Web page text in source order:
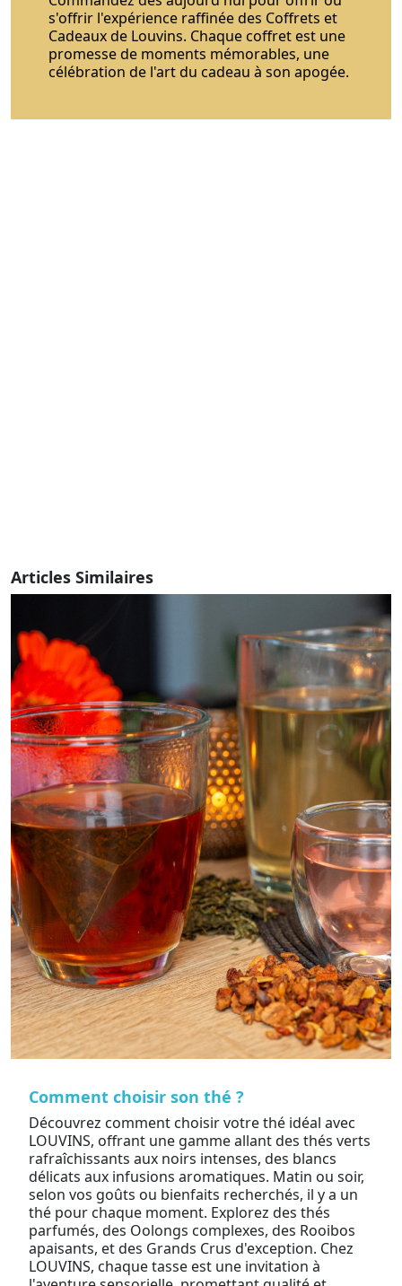
s'offrir l'expérience raffinée des Coffrets et
Cadeaux de Louvins. Chaque coffret est une
promesse de moments mémorables, une
célébration de l'art du cadeau à son apogée.
Articles Similaires
Comment choisir son thé ?
Découvrez comment choisir votre thé idéal avec
LOUVINS, offrant une gamme allant des thés verts
rafraîchissants aux noirs intenses, des blancs
délicats aux infusions aromatiques. Matin ou soir,
selon vos goûts ou bienfaits recherchés, il y a un
thé pour chaque moment. Explorez des thés
parfumés, des Oolongs complexes, des Rooibos
apaisants, et des Grands Crus d'exception. Chez
LOUVINS, chaque tasse est une invitation à